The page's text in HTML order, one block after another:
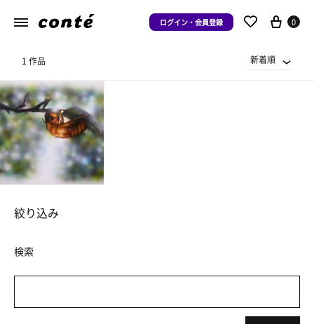
ログイン・会員登録 0
1 作品 新着順
絞り込み
検索